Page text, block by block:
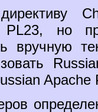
PL23, но
вручную
Apache